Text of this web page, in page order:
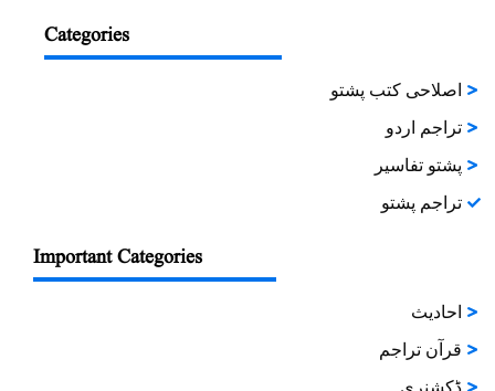
Categories
اصلاحی کتب پشتو
تراجم اردو
پشتو تفاسیر
تراجم پشتو
Important Categories
احادیث
قرآن تراجم